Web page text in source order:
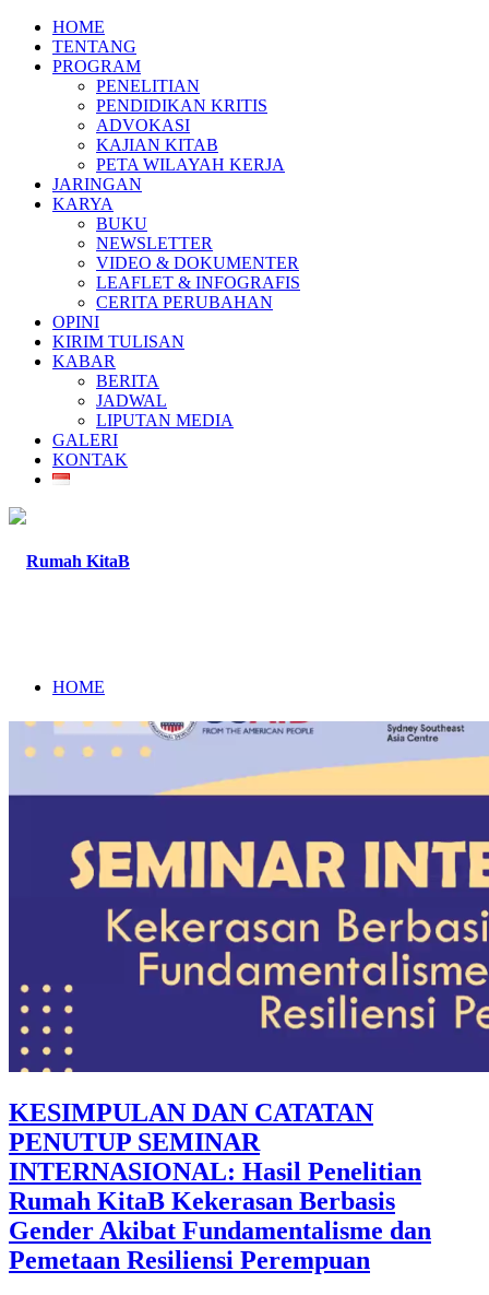
HOME
TENTANG
PROGRAM
PENELITIAN
PENDIDIKAN KRITIS
ADVOKASI
KAJIAN KITAB
PETA WILAYAH KERJA
JARINGAN
KARYA
BUKU
NEWSLETTER
VIDEO & DOKUMENTER
LEAFLET & INFOGRAFIS
CERITA PERUBAHAN
OPINI
KIRIM TULISAN
KABAR
BERITA
JADWAL
LIPUTAN MEDIA
GALERI
KONTAK
HOME
TENTANG
KESIMPULAN DAN CATATAN
PENUTUP SEMINAR
INTERNASIONAL: Hasil Penelitian
Rumah KitaB Kekerasan Berbasis
Gender Akibat Fundamentalisme dan
Pemetaan Resiliensi Perempuan